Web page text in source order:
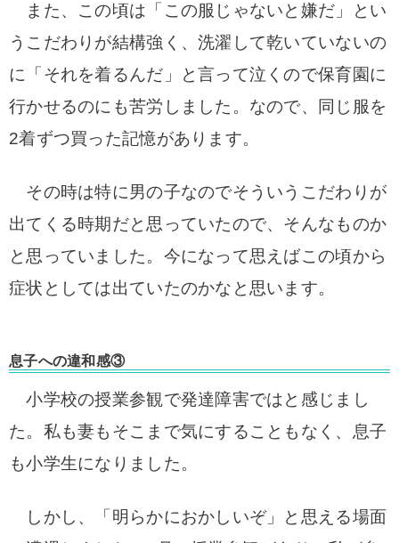
また、この頃は「この服じゃないと嫌だ」とい
うこだわりが結構強く、洗濯して乾いていないの
に「それを着るんだ」と言って泣くので保育園に
行かせるのにも苦労しました。 なので、同じ服を
2着ずつ買った記憶があります。
その時は特に男の子なのでそういうこだわりが
出てくる時期だと思っていたので、そんなものか
と思っていました。今になって思えばこの頃から
症状としては出ていたのかなと思います。
息子への違和感③
小学校の授業参観で発達障害ではと感じまし
た。 私も妻もそこまで気にすることもなく、息子
も小学生になりました。
しかし、「明らかにおかしいぞ」と思える場面